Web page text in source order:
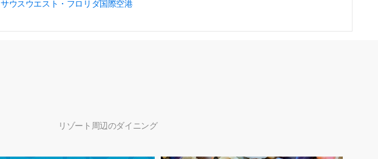
サウスウエスト・フロリダ国際空港
リゾート周辺のダイニング